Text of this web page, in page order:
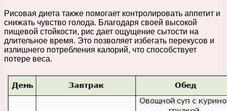
Рисовая диета также помогает контролировать аппетит и
снижать чувство голода. Благодаря своей высокой
пищевой стойкости, рис дает ощущение сытости на
длительное время. Это позволяет избегать перекусов и
излишнего потребления калорий, что способствует
потере веса.